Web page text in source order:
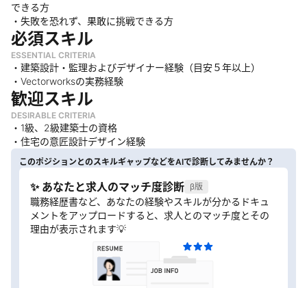
できる方
・失敗を恐れず、果敢に挑戦できる方
必須スキル
ESSENTIAL CRITERIA
・建築設計・監理およびデザイナー経験（目安５年以上）
・Vectorworksの実務経験
歓迎スキル
DESIRABLE CRITERIA
・1級、2級建築士の資格
・住宅の意匠設計デザイン経験
このポジションとのスキルギャップなどをAIで診断してみませんか？
✨ あなたと求人のマッチ度診断 β版
職務経歴書など、あなたの経験やスキルが分かるドキュ
メントをアップロードすると、求人とのマッチ度とその
理由が表示されます💡